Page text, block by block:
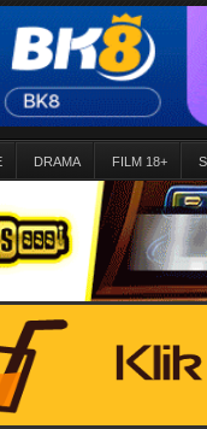
movies on our website
DRAMA FILM 18+